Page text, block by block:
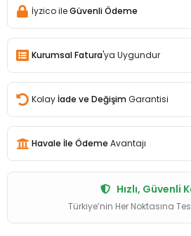
İyzico ileGüvenli Ödeme
Kurumsal Fatura'ya Uygundur
Kolay İade ve Değişim Garantisi
Havale İle Ödeme Avantajı
Hızlı, Güvenli
Türkiye’nin Her Noktasına